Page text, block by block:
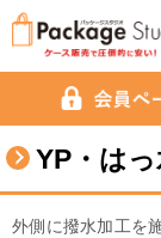
YP・は
外側に撥水加工を